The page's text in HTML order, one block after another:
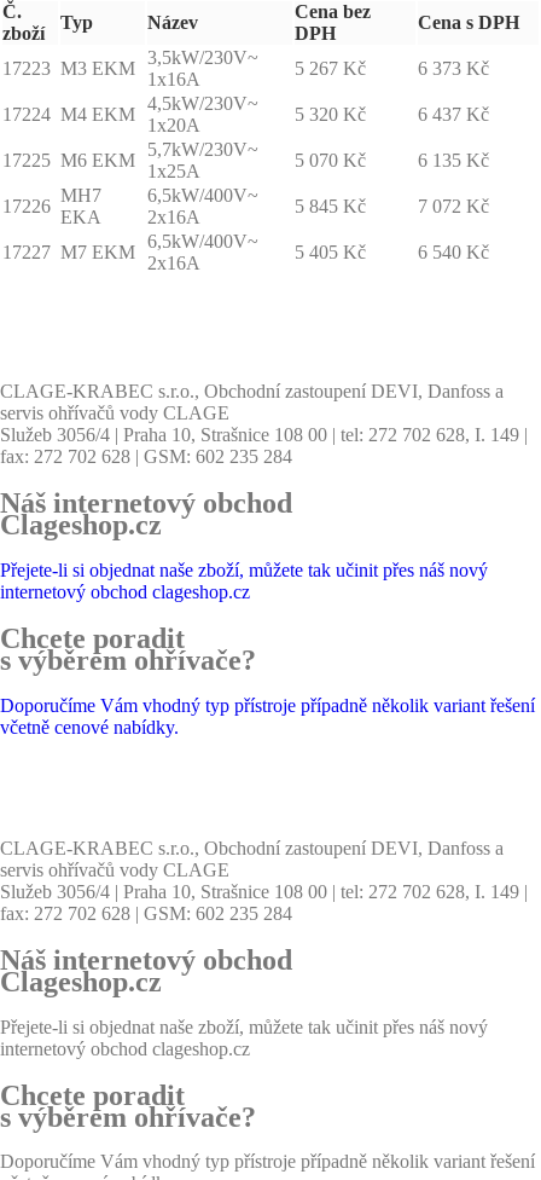
Č.
zboží
Typ Název
Cena bez
DPH
Cena s DPH
17223 M3 EKM
3,5kW/230V~
1x16A
5 267 Kč 6 373 Kč
17224 M4 EKM
4,5kW/230V~
1x20A
5 320 Kč 6 437 Kč
17225 M6 EKM
5,7kW/230V~
1x25A
5 070 Kč 6 135 Kč
17226
MH7
EKA
6,5kW/400V~
2x16A
5 845 Kč 7 072 Kč
17227 M7 EKM
6,5kW/400V~
2x16A
5 405 Kč 6 540 Kč
CLAGE-KRABEC s.r.o., Obchodní zastoupení DEVI, Danfoss a
servis ohřívačů vody CLAGE
Služeb 3056/4 | Praha 10, Strašnice 108 00 | tel: 272 702 628, I. 149 |
fax: 272 702 628 | GSM: 602 235 284
Náš internetový obchod
Clageshop.cz
Přejete-li si objednat naše zboží, můžete tak učinit přes náš nový
internetový obchod clageshop.cz
Chcete poradit
s výběrem ohřívače?
Doporučíme Vám vhodný typ přístroje případně několik variant řešení
včetně cenové nabídky.
CLAGE-KRABEC s.r.o., Obchodní zastoupení DEVI, Danfoss a
servis ohřívačů vody CLAGE
Služeb 3056/4 | Praha 10, Strašnice 108 00 | tel: 272 702 628, I. 149 |
fax: 272 702 628 | GSM: 602 235 284
Náš internetový obchod
Clageshop.cz
Přejete-li si objednat naše zboží, můžete tak učinit přes náš nový
internetový obchod clageshop.cz
Chcete poradit
s výběrem ohřívače?
Doporučíme Vám vhodný typ přístroje případně několik variant řešení